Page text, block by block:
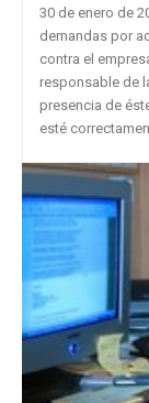
30 de enero de
demandas por
contra el
responsable de
presencia de
esté